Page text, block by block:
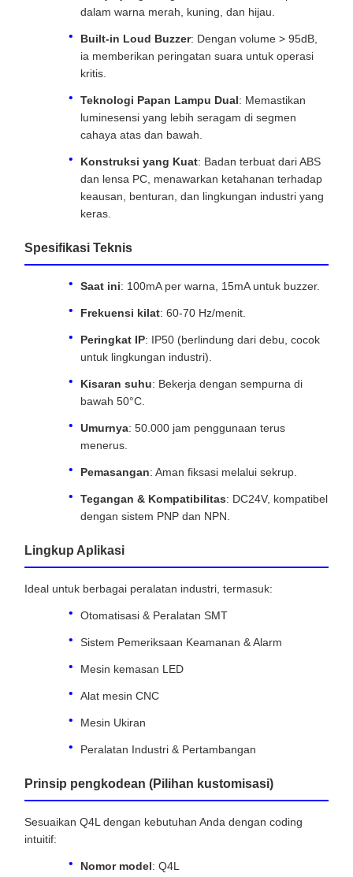
dalam warna merah, kuning, dan hijau.
Built-in Loud Buzzer: Dengan volume > 95dB,
ia memberikan peringatan suara untuk operasi
kritis.
Teknologi Papan Lampu Dual: Memastikan
luminesensi yang lebih seragam di segmen
cahaya atas dan bawah.
Konstruksi yang Kuat: Badan terbuat dari ABS
dan lensa PC, menawarkan ketahanan terhadap
keausan, benturan, dan lingkungan industri yang
keras.
Spesifikasi Teknis
Saat ini: 100mA per warna, 15mA untuk buzzer.
Frekuensi kilat: 60-70 Hz/menit.
Peringkat IP: IP50 (berlindung dari debu, cocok
untuk lingkungan industri).
Kisaran suhu: Bekerja dengan sempurna di
bawah 50°C.
Umurnya: 50.000 jam penggunaan terus
menerus.
Pemasangan: Aman fiksasi melalui sekrup.
Tegangan & Kompatibilitas: DC24V, kompatibel
dengan sistem PNP dan NPN.
Lingkup Aplikasi
Ideal untuk berbagai peralatan industri, termasuk:
Otomatisasi & Peralatan SMT
Sistem Pemeriksaan Keamanan & Alarm
Mesin kemasan LED
Alat mesin CNC
Mesin Ukiran
Peralatan Industri & Pertambangan
Prinsip pengkodean (Pilihan kustomisasi)
Sesuaikan Q4L dengan kebutuhan Anda dengan coding
intuitif:
Nomor model: Q4L